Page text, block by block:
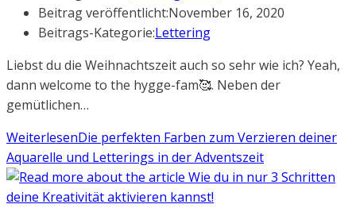
Beitrag veröffentlicht:November 16, 2020
Beitrags-Kategorie:Lettering
Liebst du die Weihnachtszeit auch so sehr wie ich? Yeah,
dann welcome to the hygge-fam🥰. Neben der
gemütlichen…
WeiterlesenDie perfekten Farben zum Verzieren deiner
Aquarelle und Letterings in der Adventszeit